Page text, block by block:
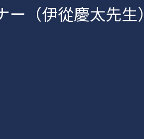
（伊從慶太先生）